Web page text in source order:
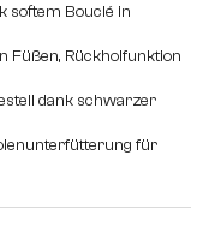
softem Bouclé in
Füßen, Rückholfunktion
dank schwarzer
für